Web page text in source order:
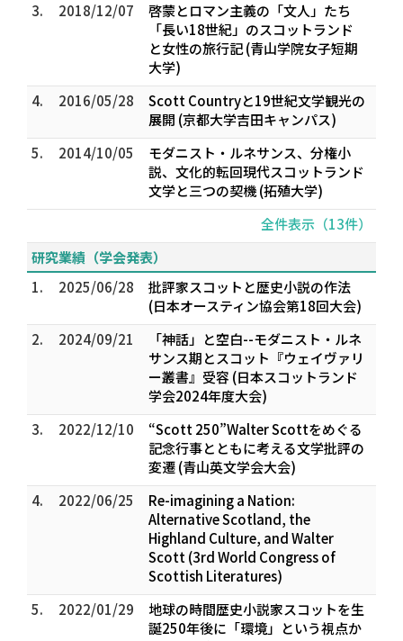
3.
2018/12/07
啓蒙とロマン主義の「文人」たち
――「長い18世紀」のスコットランド
と女性の旅行記 (青山学院女子短期
大学)
4.
2016/05/28
Scott Countryと19世紀文学観光の
展開 (京都大学吉田キャンパス)
5.
2014/10/05
モダニスト・ルネサンス、分権小
説、文化的転回――現代スコットランド
文学と三つの契機 (拓殖大学)
全件表示（13件）
研究業績（学会発表）
1.
2025/06/28
批評家スコットと歴史小説の作法
(日本オースティン協会第18回大会)
2.
2024/09/21
「神話」と空白--モダニスト・ルネ
サンス期とスコット『ウェイヴァリ
ー叢書』受容 (日本スコットランド
学会2024年度大会)
3.
2022/12/10
“Scott 250”――Walter Scottをめぐる
記念行事とともに考える文学批評の
変遷 (青山英文学会大会)
4.
2022/06/25
Re-imagining a Nation:
Alternative Scotland, the
Highland Culture, and Walter
Scott (3rd World Congress of
Scottish Literatures)
5.
2022/01/29
地球の時間――歴史小説家スコットを生
誕250年後に「環境」という視点か